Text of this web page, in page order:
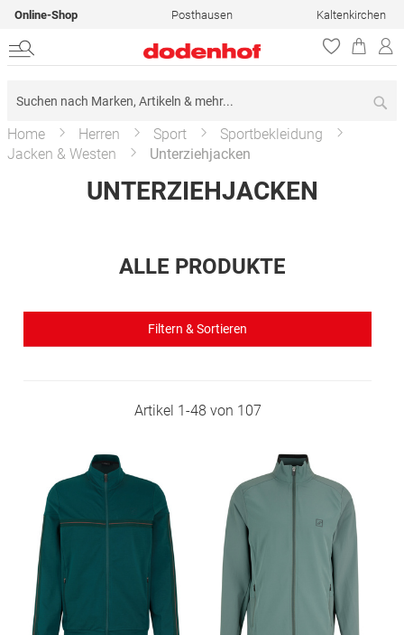
Online-Shop Posthausen Kaltenkirchen
Home Herren Sport
Sportbekleidung
Jacken & Westen
Unterziehjacken
UNTERZIEHJACKEN
ALLE PRODUKTE
Filtern & Sortieren
Artikel 1-48 von 107